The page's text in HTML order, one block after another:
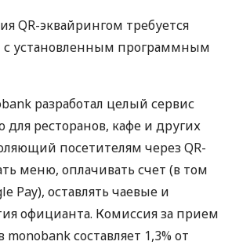
QR-эквайрингом требуется
с установленным программным
разработал целый сервис
для ресторанов, кафе и других
посетителям через QR-
меню, оплачивать счет (в том
Pay), оставлять чаевые и
официанта. Комиссия за прием
составляет 1,3% от